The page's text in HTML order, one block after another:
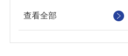
查看全部